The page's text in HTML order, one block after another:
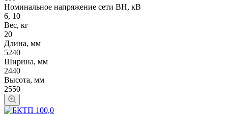
Номинальное напряжение сети ВН, кВ
6, 10
Вес, кг
20
Длина, мм
5240
Ширина, мм
2440
Высота, мм
2550